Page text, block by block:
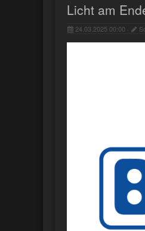
Licht am
24.03.2025 00:00 ·